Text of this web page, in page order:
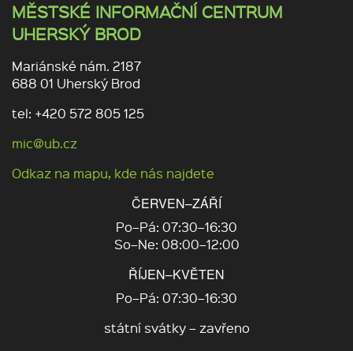
MĚSTSKÉ INFORMAČNÍ CENTRUM
UHERSKÝ BROD
Mariánské nám. 2187
688 01 Uherský Brod
tel: +420 572 805 125
mic@ub.cz
Odkaz na mapu, kde nás najdete
ČERVEN–ZÁŘÍ
Po–Pá: 07:30–16:30
So–Ne: 08:00–12:00
ŘÍJEN–KVĚTEN
Po–Pá: 07:30–16:30
státní svátky – zavřeno